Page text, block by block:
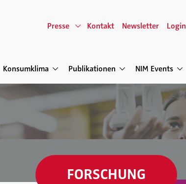
Konsumklima Publikationen NIM Events
Presse Kontakt Newsletter Login
FORSCHUNG